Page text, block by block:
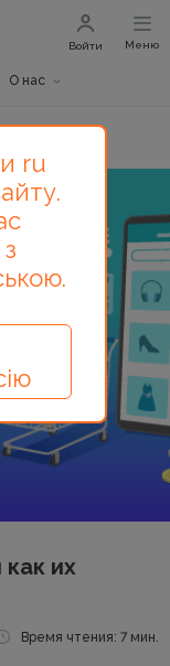
О нас
Войти Меню
их
Время чтения: 7 мин.
ru